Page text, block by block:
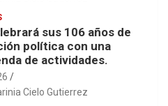
sus 106 años de
política con una
de actividades.
Cielo Gutierrez